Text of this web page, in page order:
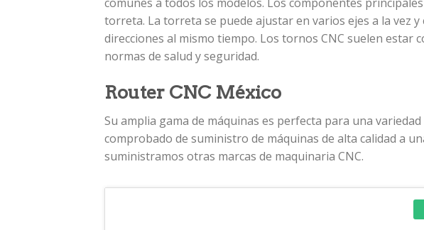
torreta. La torreta se puede ajustar en varios ejes a la vez
direcciones al mismo tiempo. Los tornos CNC suelen estar
normas de salud y seguridad.
Router CNC México
Su amplia gama de máquinas es perfecta para una
comprobado de suministro de máquinas de alta calidad a
suministramos otras marcas de maquinaria CNC.